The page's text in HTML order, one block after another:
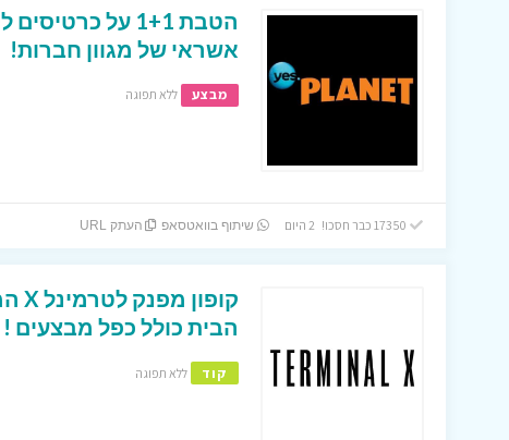
הטבת 1+1 על
אשראי של מגוון חברות!
מבצע ללא תפוגה
שיתוף בוואטסאפ העתק URL
הבית כולל כפל מבצעים !
קוד ללא תפוגה